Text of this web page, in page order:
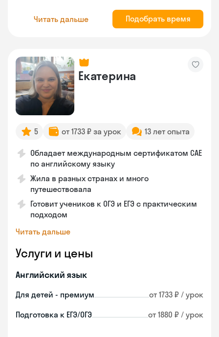
Читать дальше Подобрать время
Екатерина
5 от 1733 ₽ за урок 13 лет опыта
Обладает международным сертификатом CAE
по английскому языку
Жила в разных странах и много
путешествовала
Готовит учеников к ОГЭ и ЕГЭ с практическим
подходом
Читать дальше
Услуги и цены
Английский язык
Для детей - премиум от 1733 ₽ / урок
Подготовка к ЕГЭ/ОГЭ от 1880 ₽ / урок